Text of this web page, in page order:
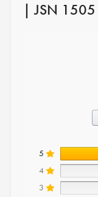
| JSN 1505
5
4
3